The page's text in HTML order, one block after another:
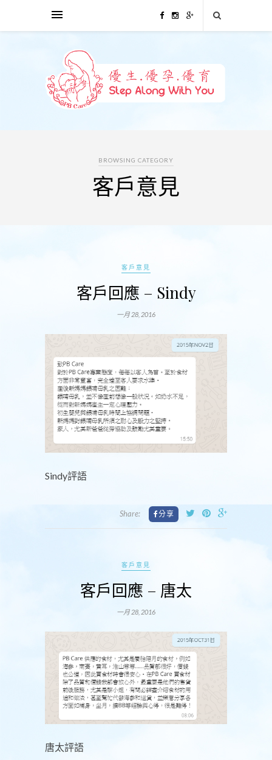
BROWSING CATEGORY
客戶意見
客戶意見
客戶回應 – Sindy
一月 28, 2016
Sindy評語
Share:
客戶意見
客戶回應 – 唐太
一月 28, 2016
唐太評語